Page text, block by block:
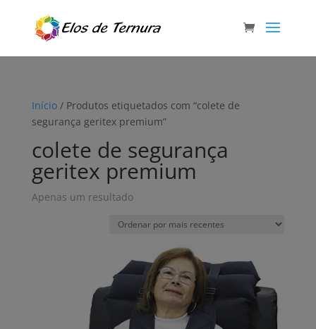
Início/ Produtos etiquetados com “colete de
segurança geritex premium”
colete de segurança
geritex premium
Apenas um resultado